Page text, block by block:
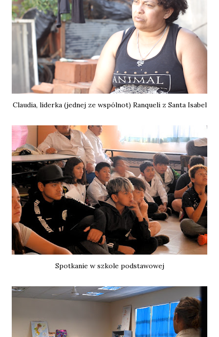
Claudia, liderka (jednej ze wspólnot) Ranqueli z Santa Isabel
Spotkanie w szkole podstawowej